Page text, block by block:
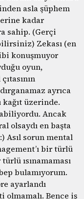
asla şüphem
kadar
sahip. (Gerçi
Zekası (en
konuşmuyor
oyun,
ayrıca
kağıt üzerinde.
Ancak
olsaydı en başta
Asıl sorun mental
bir türlü
ısınamaması
bulamıyorum.
ayarlandı
olmamalı. Bence iş